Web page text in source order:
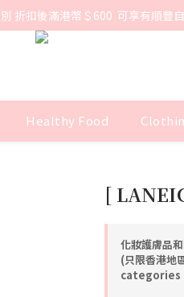
折扣後滿港幣＄600  可享有順豐
Healthy Food
[
化妝護膚品
(只限香港地
categories